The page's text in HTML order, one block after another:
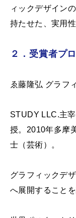
ィックデザイン
持たせた、実用
２．受賞者プ
ゑ藤隆弘 グラフ
STUDY LLC.主
授。2010年多摩
士（芸術）。
グラフィックデ
へ展開すること